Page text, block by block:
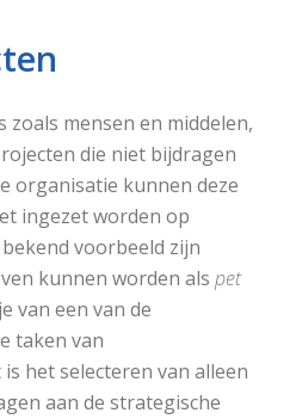
zoals mensen en middelen,
die niet bijdragen
organisatie kunnen deze
ingezet worden op
voorbeeld zijn
kunnen worden als pet
van een van de
taken van
het selecteren van alleen
aan de strategische